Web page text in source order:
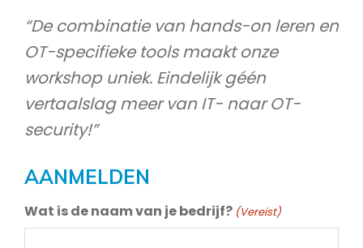
“De combinatie van hands-on leren en
OT-specifieke tools maakt onze
workshop uniek. Eindelijk géén
vertaalslag meer van IT- naar OT-
security!”
AANMELDEN
Wat is de naam van je bedrijf? (Vereist)